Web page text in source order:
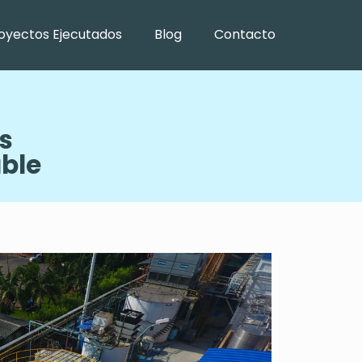
Ejecutados Blog Contacto